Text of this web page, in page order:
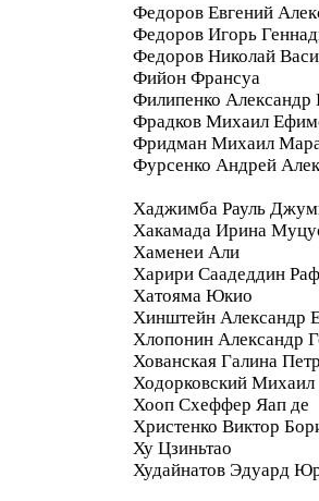
Федоров Евгений
Федоров Игорь
Федоров Николай
Фийон Франсуа
Филипенко Александр
Фрадков Михаил
Фридман Михаил
Фурсенко Андрей
Хаджимба Рауль
Хакамада Ирина
Хаменеи Али
Харири Саадеддин
Хатояма Юкио
Хинштейн Александр
Хлопонин Александр
Хованская Галина
Ходорковский Михаил
Хооп Схеффер Яап де
Христенко Виктор
Ху Цзиньтао
Худайнатов Эдуард